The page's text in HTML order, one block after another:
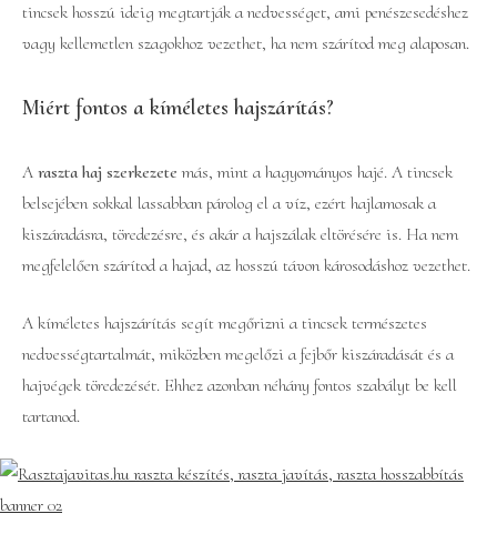
tincsek hosszú ideig megtartják a nedvességet, ami penészesedéshez
vagy kellemetlen szagokhoz vezethet, ha nem szárítod meg alaposan.
Miért fontos a kíméletes hajszárítás?
A raszta haj szerkezete más, mint a hagyományos hajé. A tincsek
belsejében sokkal lassabban párolog el a víz, ezért hajlamosak a
kiszáradásra, töredezésre, és akár a hajszálak eltörésére is. Ha nem
megfelelően szárítod a hajad, az hosszú távon károsodáshoz vezethet.
A kíméletes hajszárítás segít megőrizni a tincsek természetes
nedvességtartalmát, miközben megelőzi a fejbőr kiszáradását és a
hajvégek töredezését. Ehhez azonban néhány fontos szabályt be kell
tartanod.